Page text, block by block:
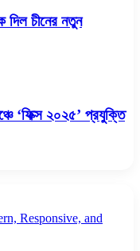
দিল চীনের নতুন
‘ফিক্স ২০২৫’ প্রযুক্তি
Responsive, and